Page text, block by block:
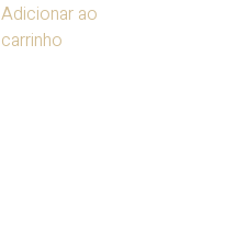
Adicionar ao
carrinho